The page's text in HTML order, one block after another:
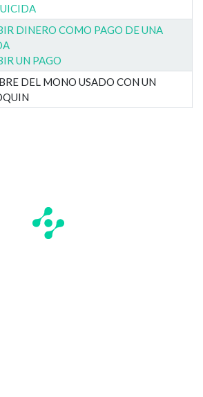
DINERO COMO PAGO DE UNA
UN PAGO
DEL MONO USADO CON UN